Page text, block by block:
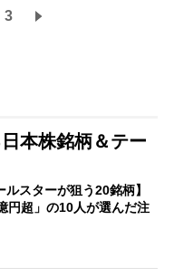
3
本株銘柄＆テー
ルスターが狙う20銘柄】
円超」の10人が選んだ注